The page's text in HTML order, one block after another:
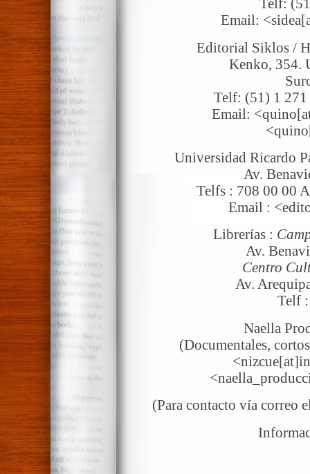
Telf:
Email:
Editorial Siklos /
Kenko, 354.
Telf: (51) 1
Email:
Universidad Ricardo
Av.
Telfs : 708 00 00
Email :
Librerías :
Av.
Centro
Av.
Telf
Naella
(Documentales,
(Para contacto vía correo